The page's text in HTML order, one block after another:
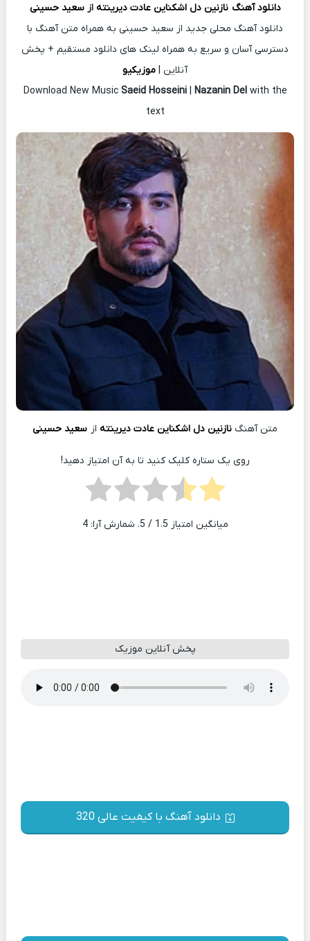
دانلود آهنگ نازنین دل اشکناین عادت دیرینته ازسعید حسینی
دانلود آهنگ محلی جدید از سعید حسینی به همراه متن آهنگ با
دسترسی آسان و سریع به همراه لینک های دانلود مستقیم + پخش
آنلاین | موزیکیو
Download New Music Saeid Hosseini| Nazanin Del with the
text
متن آهنگ نازنین دل اشکناین عادت دیرینته از سعید حسینی
روی یک ستاره کلیک کنید تا به آن امتیاز دهید!
میانگین امتیاز 1.5 / 5. شمارش آرا: 4
پخش آنلاین موزیک
دانلود آهنگ با کیفیت عالی 320